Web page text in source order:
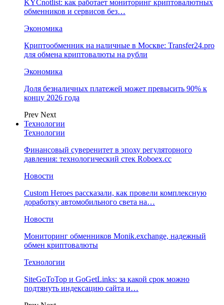
KYCnotlist: как работает мониторинг криптовалютных
обменников и сервисов без…
Экономика
Криптообменник на наличные в Москве: Transfer24.pro
для обмена криптовалюты на рубли
Экономика
Доля безналичных платежей может превысить 90% к
концу 2026 года
Prev Next
Технологии
Технологии
Финансовый суверенитет в эпоху регуляторного
давления: технологический стек Roboex.cc
Новости
Custom Heroes рассказали, как провели комплексную
доработку автомобильного света на…
Новости
Мониторинг обменников Monik.exchange, надежный
обмен криптовалюты
Технологии
SiteGoToTop и GoGetLinks: за какой срок можно
подтянуть индексацию сайта и…